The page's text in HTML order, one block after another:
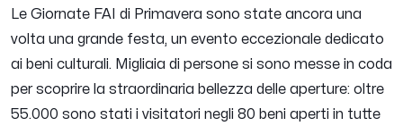
Le Giornate FAI di Primavera sono state ancora una
volta una grande festa, un evento eccezionale dedicato
ai beni culturali. Migliaia di persone si sono messe in coda
per scoprire la straordinaria bellezza delle aperture: oltre
55.000 sono stati i visitatori negli 80 beni aperti in tutte